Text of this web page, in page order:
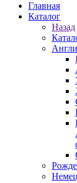
Главная
Каталог
Назад